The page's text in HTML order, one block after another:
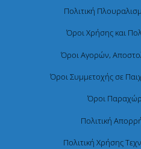
Πολιτική
Όροι Χρήσης και
Όροι Αγορών,
Όροι Συμμετοχής σε
Όροι
Πολιτική
Πολιτική Χρήσης